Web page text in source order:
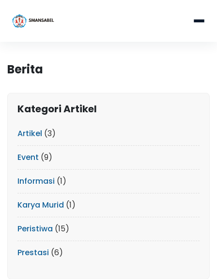
Berita
Kategori Artikel
Artikel (3)
Event (9)
Informasi (1)
Karya Murid (1)
Peristiwa (15)
Prestasi (6)